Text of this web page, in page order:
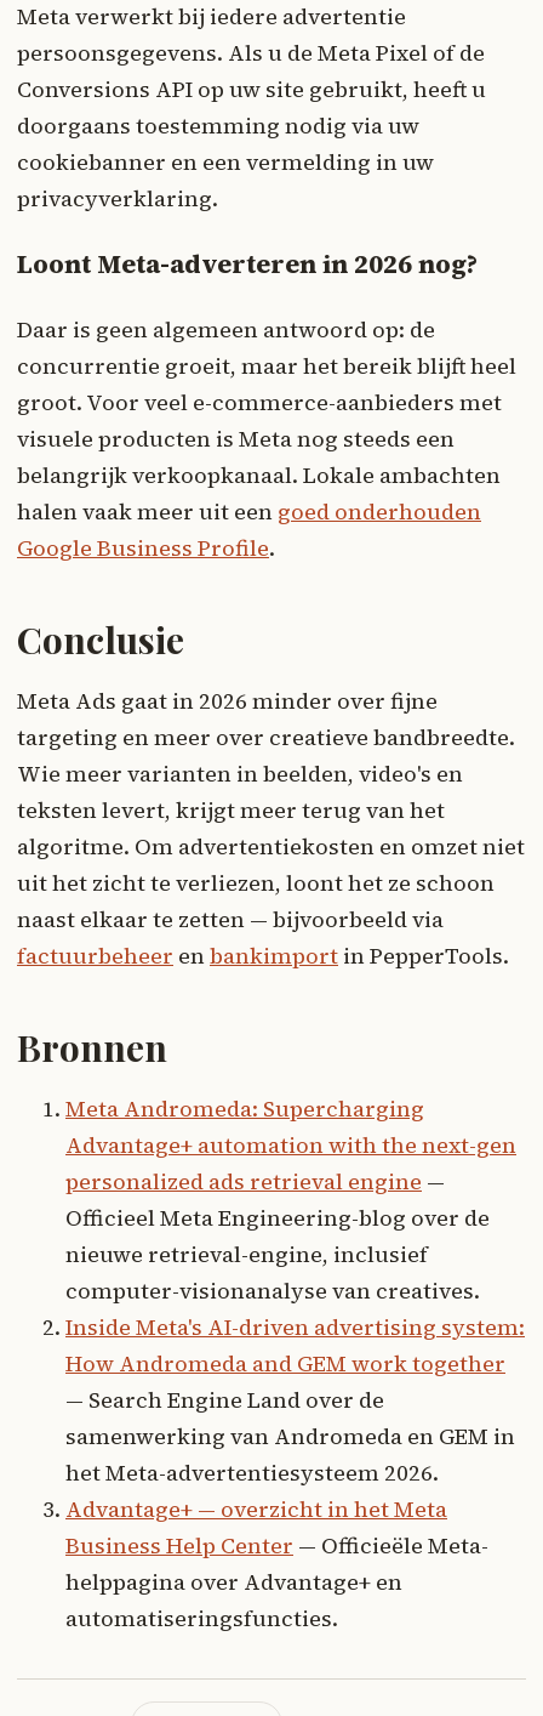
Meta verwerkt bij iedere advertentie
persoonsgegevens. Als u de Meta Pixel of de
Conversions API op uw site gebruikt, heeft u
doorgaans toestemming nodig via uw
cookiebanner en een vermelding in uw
privacyverklaring.
Loont Meta-adverteren in 2026 nog?
Daar is geen algemeen antwoord op: de
concurrentie groeit, maar het bereik blijft heel
groot. Voor veel e-commerce-aanbieders met
visuele producten is Meta nog steeds een
belangrijk verkoopkanaal. Lokale ambachten
halen vaak meer uit een goed onderhouden
Google Business Profile.
Conclusie
Meta Ads gaat in 2026 minder over fijne
targeting en meer over creatieve bandbreedte.
Wie meer varianten in beelden, video's en
teksten levert, krijgt meer terug van het
algoritme. Om advertentiekosten en omzet niet
uit het zicht te verliezen, loont het ze schoon
naast elkaar te zetten — bijvoorbeeld via
factuurbeheer enbankimport in PepperTools.
Bronnen
Meta Andromeda: Supercharging
Advantage+ automation with the next-gen
personalized ads retrieval engine —
Officieel Meta Engineering-blog over de
nieuwe retrieval-engine, inclusief
computer-visionanalyse van creatives.
Inside Meta's AI-driven advertising system:
How Andromeda and GEM work together
— Search Engine Land over de
samenwerking van Andromeda en GEM in
het Meta-advertentiesysteem 2026.
Advantage+ — overzicht in het Meta
Business Help Center — Officieële Meta-
helppagina over Advantage+ en
automatiseringsfuncties.